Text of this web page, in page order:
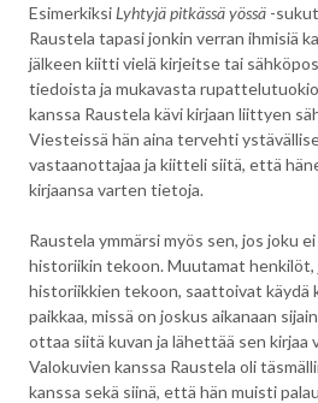
EsimerkiksiLyhtyjä pitkässä yössä -
Raustela tapasi jonkin verran ihmisiä
jälkeen kiitti vielä kirjeitse tai
tiedoista ja mukavasta
kanssa Raustela kävi kirjaan liittyen
Viesteissä hän aina tervehti
vastaanottajaa ja kiitteli siitä, että
kirjaansa varten tietoja.
Raustela ymmärsi myös sen, jos joku
historiikin tekoon. Muutamat
historiikkien tekoon, saattoivat käydä
paikkaa, missä on joskus aikanaan
ottaa siitä kuvan ja lähettää sen kirjaa
Valokuvien kanssa Raustela oli
kanssa sekä siinä, että hän muisti